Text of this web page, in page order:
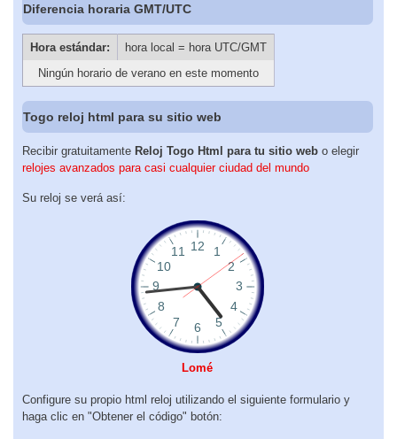
Diferencia horaria GMT/UTC
Hora estándar:
hora local = hora UTC/GMT
Ningún horario de verano en este momento
Togo reloj html para su sitio web
Recibir gratuitamente Reloj Togo Html para tu sitio web o elegir
relojes avanzados para casi cualquier ciudad del mundo
Su reloj se verá así:
Lomé
Configure su propio html reloj utilizando el siguiente formulario y
haga clic en "Obtener el código" botón: